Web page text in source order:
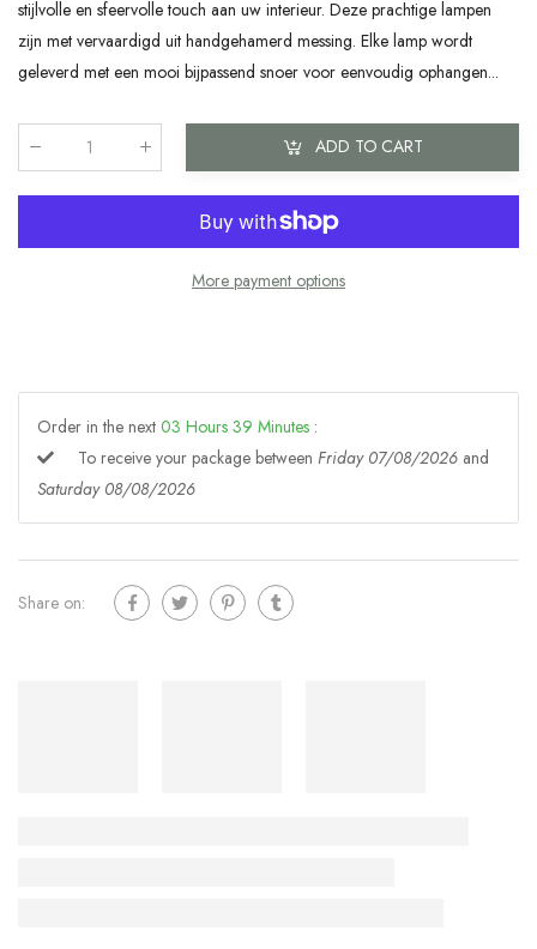
stijlvolle en sfeervolle touch aan uw interieur. Deze prachtige lampen
zijn met vervaardigd uit handgehamerd messing. Elke lamp wordt
geleverd met een mooi bijpassend snoer voor eenvoudig ophangen...
ADD TO CART
More payment options
Order in the next 03 Hours 39 Minutes :
To receive your package between Friday 07/08/2026 and
Saturday 08/08/2026
Share on: